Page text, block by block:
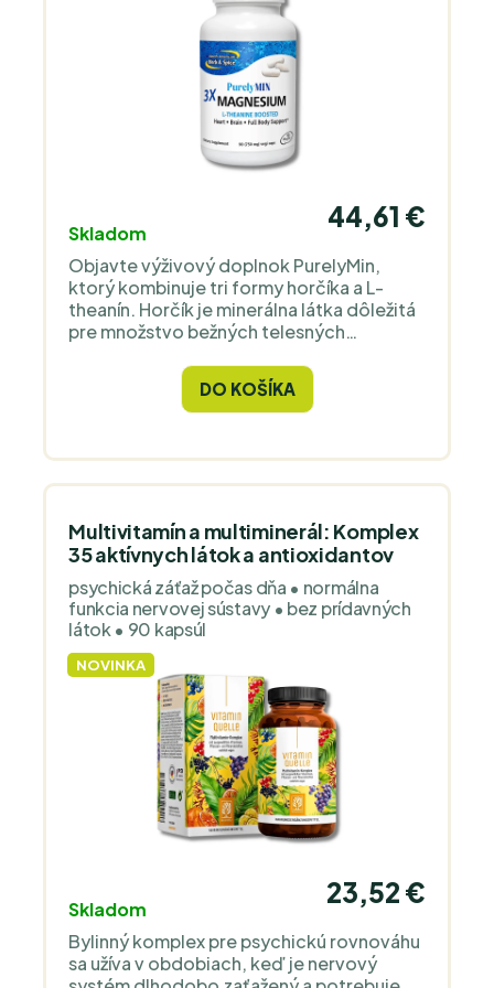
Skladom
44,61 €
Objavte výživový doplnok PurelyMin,
ktorý kombinuje tri formy horčíka a L-
theanín. Horčík je minerálna látka dôležitá
pre množstvo bežných telesných
nervovej sústavy, normálnej psychickej
činnosti, normálnej činnosti svalov a k
zníženiu miery únavy a vyčerpania.
podľa veku a pohlavia.
DO KOŠÍKA
Multivitamín a multiminerál: Komplex
35 aktívnych látok a antioxidantov
psychická záťaž počas dňa • normálna
funkcia nervovej sústavy • bez prídavných
látok • 90 kapsúl
NOVINKA
Skladom
23,52 €
Bylinný komplex pre psychickú rovnováhu
sa užíva v obdobiach, keď je nervový